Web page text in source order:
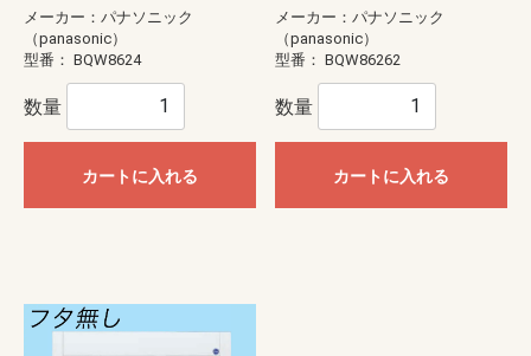
メーカー：パナソニック
（panasonic）
型番： BQW8624
数量
カートに入れる
メーカー：パナソニック
（panasonic）
型番： BQW86262
数量
カートに入れる